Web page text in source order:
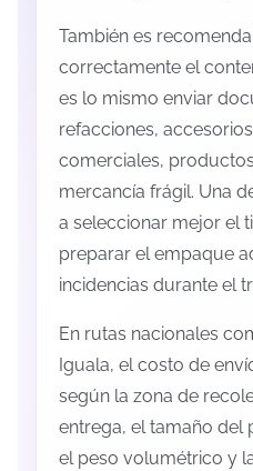
También es
correctamente el
es lo mismo enviar
refacciones,
comerciales,
mercancía frágil. Una
a seleccionar mejor el
preparar el empaque
incidencias durante el
En rutas nacionales
Iguala, el costo de
según la zona de
entrega, el tamaño del
el peso volumétrico y